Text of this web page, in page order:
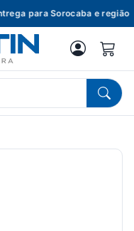
para Sorocaba e região